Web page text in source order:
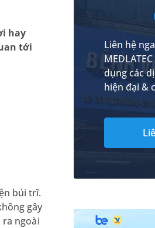
hay
tới
búi trĩ.
gây
ngoài
Liên hệ
dụng các
hiện đại &